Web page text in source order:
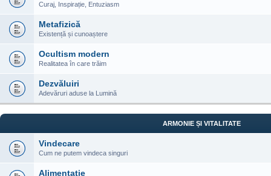
Curaj, Inspirație, Entuziasm
Metafizică
Existență și cunoaștere
Ocultism modern
Realitatea în care trăim
Dezvăluiri
Adevăruri aduse la Lumină
ARMONIE ȘI VITALITATE
Vindecare
Cum ne putem vindeca singuri
Alimentaţie